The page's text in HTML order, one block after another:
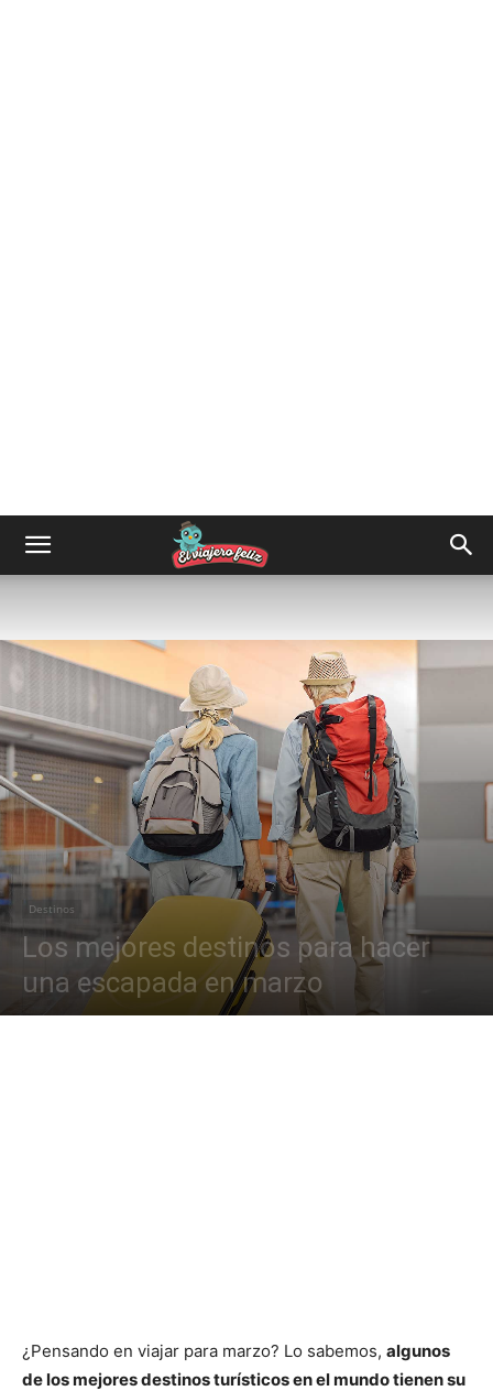
Destinos
Los mejores destinos para hacer
una escapada en marzo
¿Pensando en viajar para marzo? Lo sabemos, algunos
de los mejores destinos turísticos en el mundo tienen su